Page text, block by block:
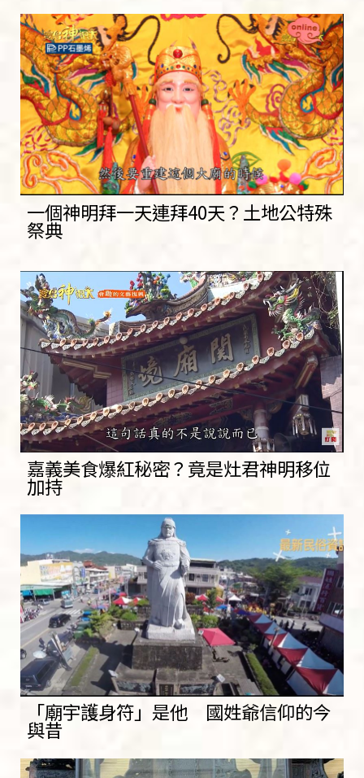
一個神明拜一天連拜40天？土地公特殊
祭典
嘉義美食爆紅秘密？竟是灶君神明移位
加持
「廟宇護身符」是他 國姓爺信仰的今
與昔